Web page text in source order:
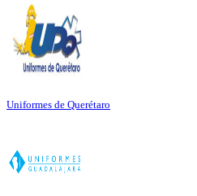
Uniformes de Querétaro